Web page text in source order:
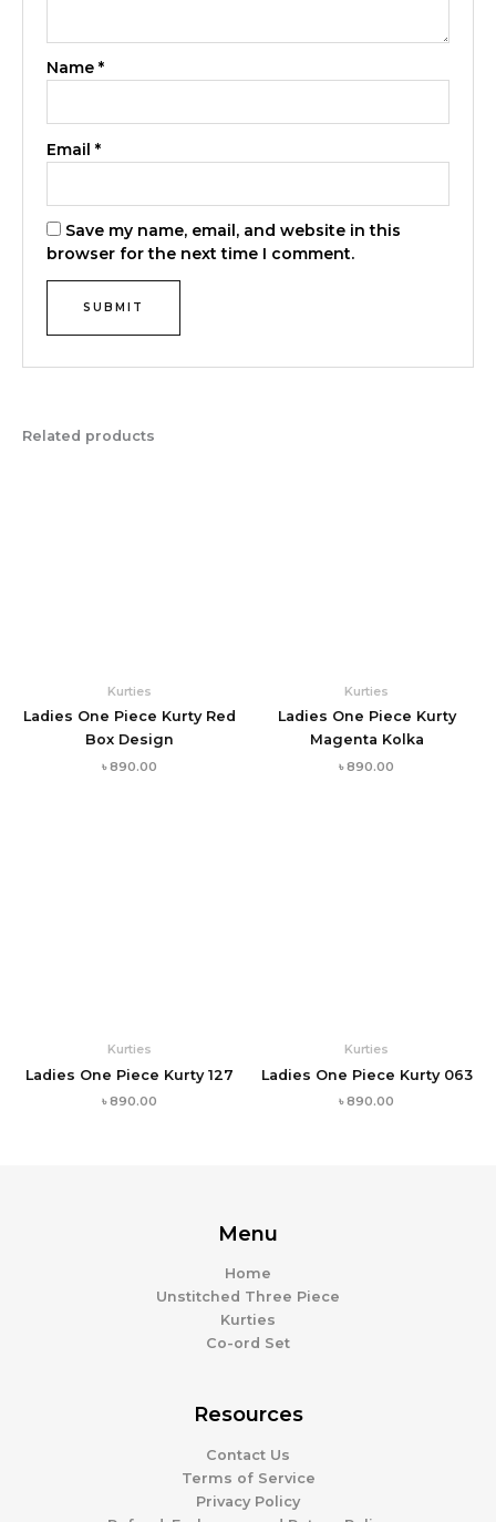
Name*
Email*
Save my name, email, and website in this
browser for the next time I comment.
Related products
Kurties
Ladies One Piece Kurty Red
Box Design
৳890.00
Kurties
Ladies One Piece Kurty
Magenta Kolka
৳890.00
Kurties
Ladies One Piece Kurty 127
৳890.00
Kurties
Ladies One Piece Kurty 063
৳890.00
Menu
Home
Unstitched Three Piece
Kurties
Co-ord Set
Resources
Contact Us
Terms of Service
Privacy Policy